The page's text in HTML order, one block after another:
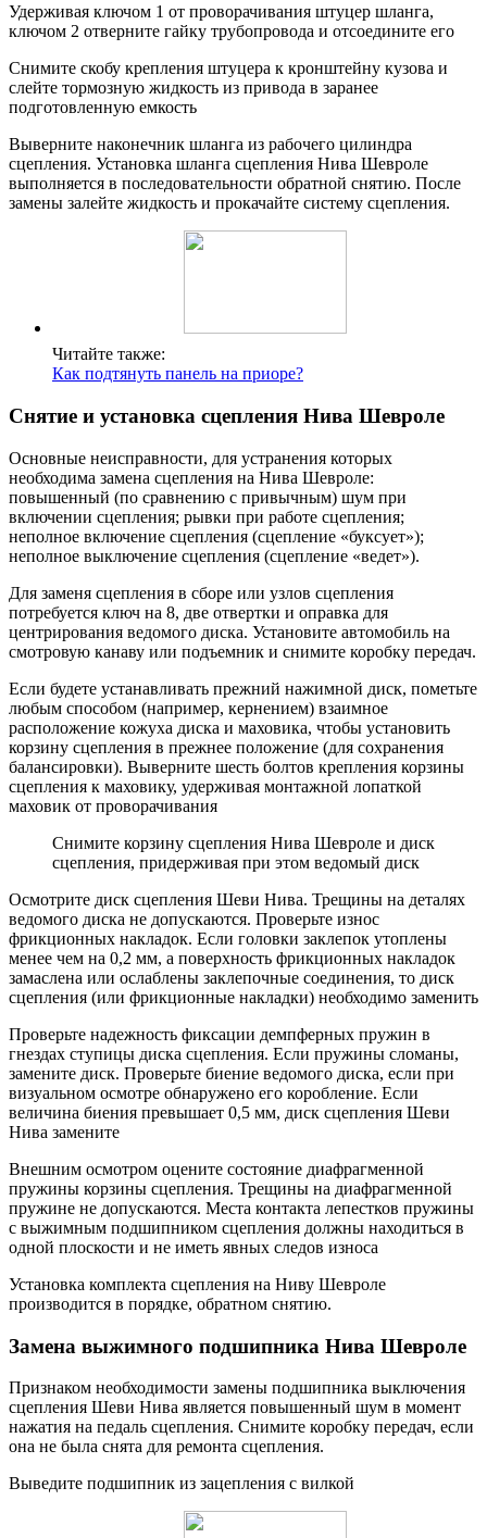
Удерживая ключом 1 от проворачивания штуцер шланга,
ключом 2 отверните гайку трубопровода и отсоедините его
Снимите скобу крепления штуцера к кронштейну кузова и
слейте тормозную жидкость из привода в заранее
подготовленную емкость
Выверните наконечник шланга из рабочего цилиндра
сцепления. Установка шланга сцепления Нива Шевроле
выполняется в последовательности обратной снятию. После
замены залейте жидкость и прокачайте систему сцепления.
Читайте также:
Как подтянуть панель на приоре?
Снятие и установка сцепления Нива Шевроле
Основные неисправности, для устранения которых
необходима замена сцепления на Нива Шевроле:
повышенный (по сравнению с привычным) шум при
включении сцепления; рывки при работе сцепления;
неполное включение сцепления (сцепление «буксует»);
неполное выключение сцепления (сцепление «ведет»).
Для заменя сцепления в сборе или узлов сцепления
потребуется ключ на 8, две отвертки и оправка для
центрирования ведомого диска. Установите автомобиль на
смотровую канаву или подъемник и снимите коробку передач.
Если будете устанавливать прежний нажимной диск, пометьте
любым способом (например, кернением) взаимное
расположение кожуха диска и маховика, чтобы установить
корзину сцепления в прежнее положение (для сохранения
балансировки). Выверните шесть болтов крепления корзины
сцепления к маховику, удерживая монтажной лопаткой
маховик от проворачивания
Снимите корзину сцепления Нива Шевроле и диск
сцепления, придерживая при этом ведомый диск
Осмотрите диск сцепления Шеви Нива. Трещины на деталях
ведомого диска не допускаются. Проверьте износ
фрикционных накладок. Если головки заклепок утоплены
менее чем на 0,2 мм, а поверхность фрикционных накладок
замаслена или ослаблены заклепочные соединения, то диск
сцепления (или фрикционные накладки) необходимо заменить
Проверьте надежность фиксации демпферных пружин в
гнездах ступицы диска сцепления. Если пружины сломаны,
замените диск. Проверьте биение ведомого диска, если при
визуальном осмотре обнаружено его коробление. Если
величина биения превышает 0,5 мм, диск сцепления Шеви
Нива замените
Внешним осмотром оцените состояние диафрагменной
пружины корзины сцепления. Трещины на диафрагменной
пружине не допускаются. Места контакта лепестков пружины
с выжимным подшипником сцепления должны находиться в
одной плоскости и не иметь явных следов износа
Установка комплекта сцепления на Ниву Шевроле
производится в порядке, обратном снятию.
Замена выжимного подшипника Нива Шевроле
Признаком необходимости замены подшипника выключения
сцепления Шеви Нива является повышенный шум в момент
нажатия на педаль сцепления. Снимите коробку передач, если
она не была снята для ремонта сцепления.
Выведите подшипник из зацепления с вилкой